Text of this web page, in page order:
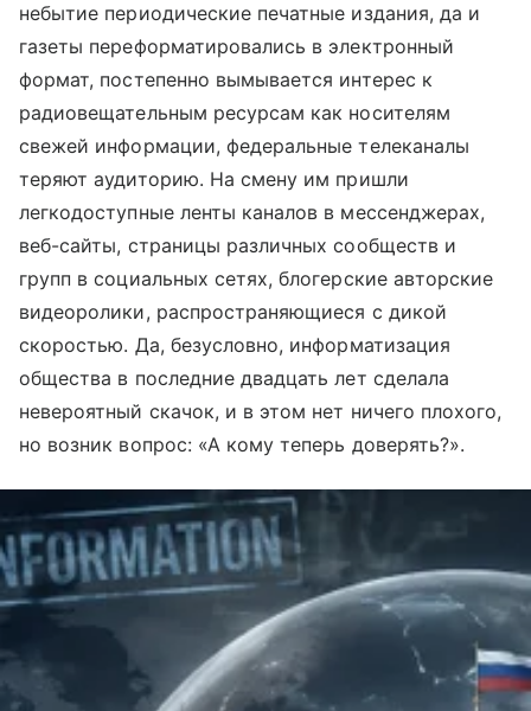
небытие периодические печатные издания, да и
газеты переформатировались в электронный
формат, постепенно вымывается интерес к
радиовещательным ресурсам как носителям
свежей информации, федеральные телеканалы
теряют аудиторию. На смену им пришли
легкодоступные ленты каналов в мессенджерах,
веб-сайты, страницы различных сообществ и
групп в социальных сетях, блогерские авторские
видеоролики, распространяющиеся с дикой
скоростью. Да, безусловно, информатизация
общества в последние двадцать лет сделала
невероятный скачок, и в этом нет ничего плохого,
но возник вопрос: «А кому теперь доверять?».